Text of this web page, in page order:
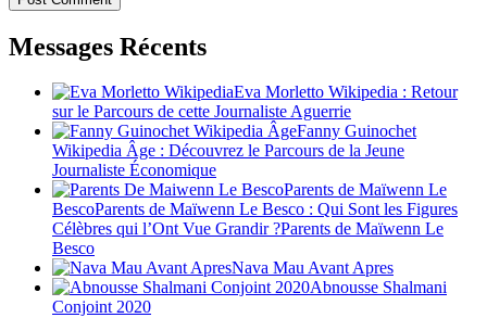
Messages Récents
Eva Morletto Wikipedia : Retour
sur le Parcours de cette Journaliste Aguerrie
Fanny Guinochet
Wikipedia Âge : Découvrez le Parcours de la Jeune
Journaliste Économique
Parents de Maïwenn Le
BescoParents de Maïwenn Le Besco : Qui Sont les Figures
Célèbres qui l’Ont Vue Grandir ?Parents de Maïwenn Le
Besco
Nava Mau Avant Apres
Abnousse Shalmani
Conjoint 2020